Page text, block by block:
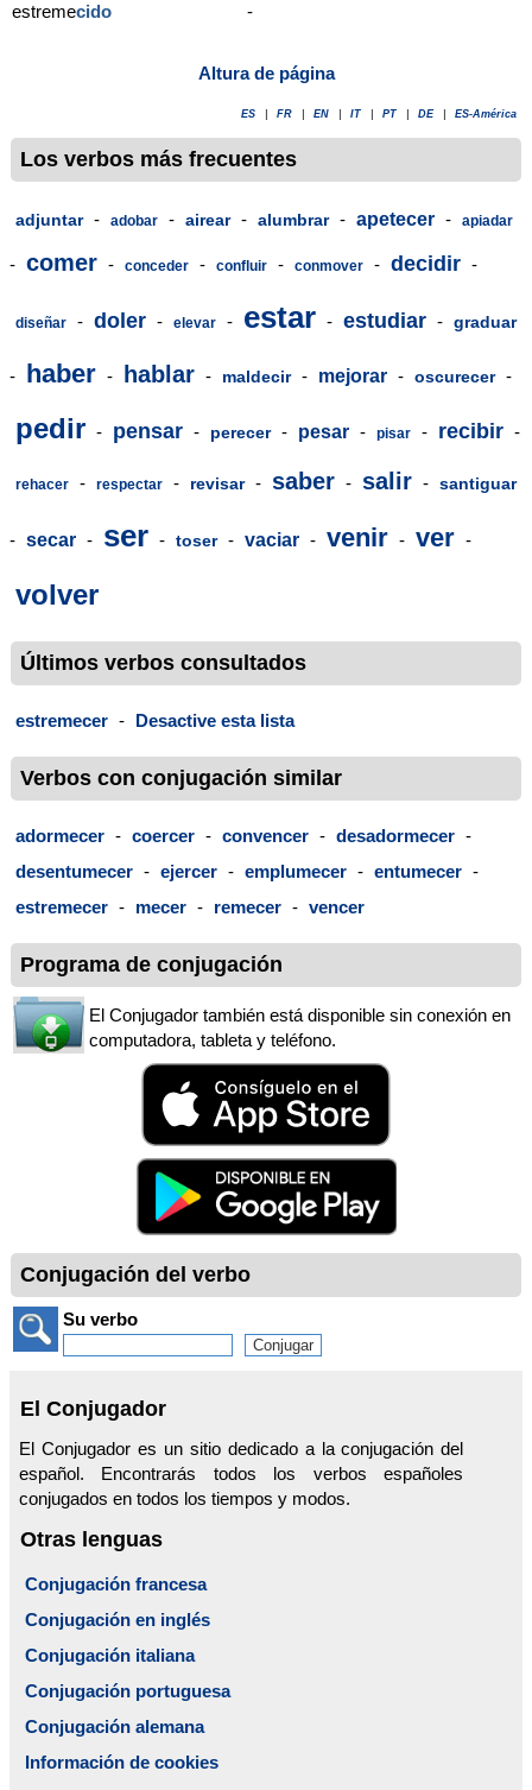
estremecido -
Altura de página
ES FR EN IT PT DE ES-América
Los verbos más frecuentes
adjuntar - adobar - airear - alumbrar - apetecer - apiadar
- comer - conceder - confluir - conmover - decidir -
diseñar - doler - elevar - estar - estudiar - graduar
- haber - hablar - maldecir - mejorar - oscurecer -
pedir - pensar - perecer - pesar - pisar - recibir -
rehacer - respectar - revisar - saber - salir - santiguar
- secar - ser - toser - vaciar - venir - ver -
volver
Últimos verbos consultados
estremecer - Desactive esta lista
Verbos con conjugación similar
adormecer - coercer - convencer - desadormecer -
desentumecer - ejercer - emplumecer - entumecer -
estremecer - mecer - remecer - vencer
Programa de conjugación
El Conjugador también está disponible sin conexión en
computadora, tableta y teléfono.
Conjugación del verbo
Su verbo
El Conjugador
El Conjugador es un sitio dedicado a la conjugación del
español. Encontrarás todos los verbos españoles
conjugados en todos los tiempos y modos.
Otras lenguas
Conjugación francesa
Conjugación en inglés
Conjugación italiana
Conjugación portuguesa
Conjugación alemana
Información de cookies